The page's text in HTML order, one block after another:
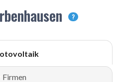
?
Firmen